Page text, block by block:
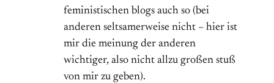
feministischen blogs auch so (bei
anderen seltsamerweise nicht – hier ist
mir die meinung der anderen
wichtiger, also nicht allzu großen stuß
von mir zu geben).